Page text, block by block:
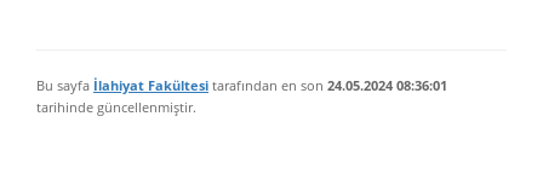
Bu sayfa İlahiyat Fakültesi tarafından en son 24.05.2024 08:36:01
tarihinde güncellenmiştir.